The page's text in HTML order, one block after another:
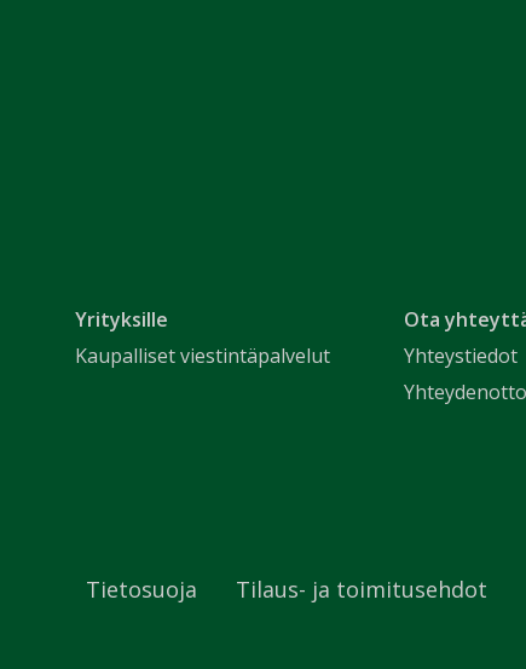
Yrityksille
Kaupalliset viestintäpalvelut
Ota
Yhteystiedot
Tietosuoja Tilaus- ja toimitusehdot